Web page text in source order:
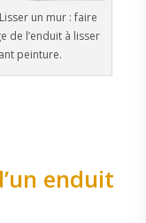
un mur : faire
de l’enduit à lisser
peinture.
enduit